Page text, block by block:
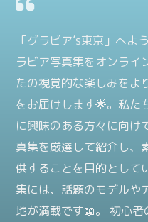
「グラビア’s東京」へよ
ラビア写真集をオンライ
たの視覚的な楽しみをよ
をお届けします🌟。私た
に興味のある方々に向け
真集を厳選して紹介し、
供することを目的として
集には、話題のモデルや
地が満載です📖。 初心